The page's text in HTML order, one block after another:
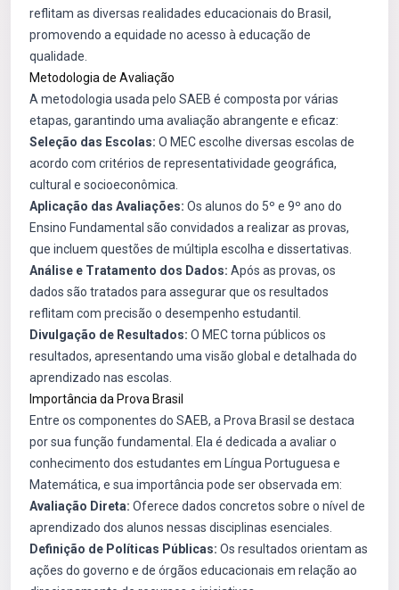
reflitam as diversas realidades educacionais do Brasil,
promovendo a equidade no acesso à educação de
qualidade.
Metodologia de Avaliação
A metodologia usada pelo SAEB é composta por várias
etapas, garantindo uma avaliação abrangente e eficaz:
Seleção das Escolas: O MEC escolhe diversas escolas de
acordo com critérios de representatividade geográfica,
cultural e socioeconômica.
Aplicação das Avaliações: Os alunos do 5º e 9º ano do
Ensino Fundamental são convidados a realizar as provas,
que incluem questões de múltipla escolha e dissertativas.
Análise e Tratamento dos Dados: Após as provas, os
dados são tratados para assegurar que os resultados
reflitam com precisão o desempenho estudantil.
Divulgação de Resultados: O MEC torna públicos os
resultados, apresentando uma visão global e detalhada do
aprendizado nas escolas.
Importância da Prova Brasil
Entre os componentes do SAEB, a Prova Brasil se destaca
por sua função fundamental. Ela é dedicada a avaliar o
conhecimento dos estudantes em Língua Portuguesa e
Matemática, e sua importância pode ser observada em:
Avaliação Direta: Oferece dados concretos sobre o nível de
aprendizado dos alunos nessas disciplinas esenciales.
Definição de Políticas Públicas: Os resultados orientam as
ações do governo e de órgãos educacionais em relação ao